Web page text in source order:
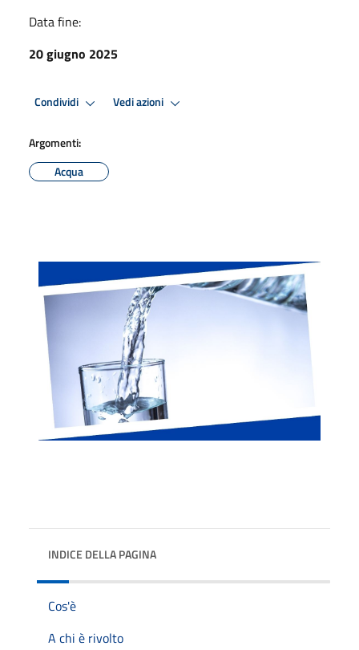
Data fine:
20 giugno 2025
Condividi Vedi azioni
Argomenti:
Acqua
INDICE DELLA PAGINA
Cos'è
A chi è rivolto